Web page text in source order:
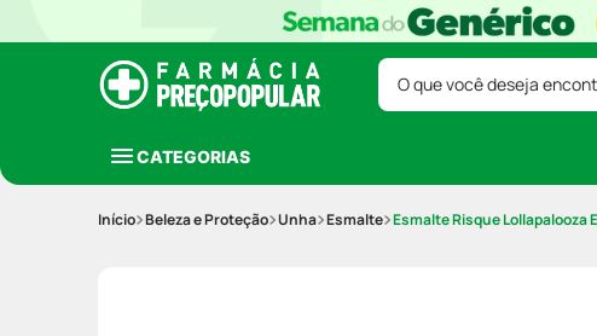
O que você deseja
CATEGORIAS
Beleza e Proteção Unha Esmalte Esmalte Risque Lollapalooza